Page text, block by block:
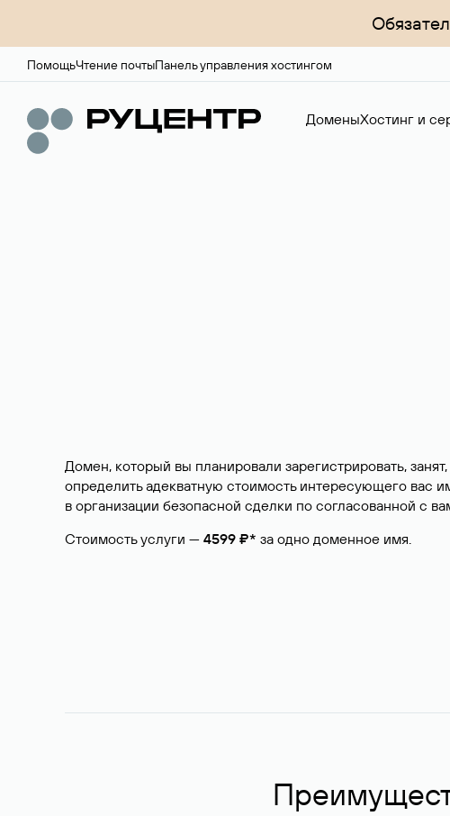
ПомощьЧтение почтыПанель управления хостингом
ДоменыХостинг и
Домен, который вы планировали зарегистрировать,
определить адекватную стоимость интересующего вас
в организации безопасной сделки по согласованной с
Стоимость услуги — 4599 ₽* за одно доменное имя.